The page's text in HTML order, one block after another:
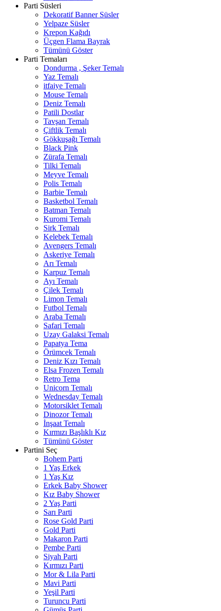
Parti Süsleri
Dekoratif Banner Süsler
Yelpaze Süsler
Krepon Kağıdı
Üçgen Flama Bayrak
Tümünü Göster
Parti Temaları
Dondurma , Şeker Temalı
Yaz Temalı
itfaiye Temalı
Mouse Temalı
Deniz Temalı
Patili Dostlar
Tavşan Temalı
Çiftlik Temalı
Gökkuşağı Temalı
Black Pink
Zürafa Temalı
Tilki Temalı
Meyve Temalı
Polis Temalı
Barbie Temalı
Basketbol Temalı
Batman Temalı
Kuromi Temalı
Sirk Temalı
Kelebek Temalı
Avengers Temalı
Askeriye Temalı
Arı Temalı
Karpuz Temalı
Ayı Temalı
Çilek Temalı
Limon Temalı
Futbol Temalı
Araba Temalı
Safari Temalı
Uzay Galaksi Temalı
Papatya Tema
Örümcek Temalı
Deniz Kızı Temalı
Elsa Frozen Temalı
Retro Tema
Unicorn Temalı
Wednesday Temalı
Motorsiklet Temalı
Dinozor Temalı
İnşaat Temalı
Kırmızı Başlıklı Kız
Tümünü Göster
Partini Seç
Bohem Parti
1 Yaş Erkek
1 Yaş Kız
Erkek Baby Shower
Kız Baby Shower
2 Yaş Parti
Sarı Parti
Rose Gold Parti
Gold Parti
Makaron Parti
Pembe Parti
Siyah Parti
Kırmızı Parti
Mor & Lila Parti
Mavi Parti
Yeşil Parti
Turuncu Parti